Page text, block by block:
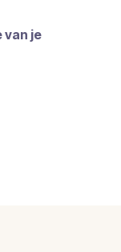
van je